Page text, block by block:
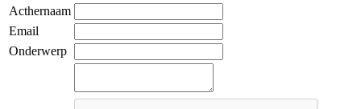
Acthernaam
Email
Onderwerp